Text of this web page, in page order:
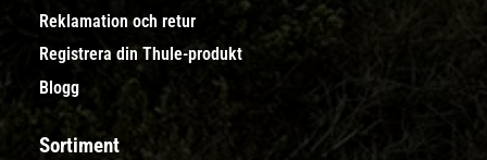
Reklamation och retur
Registrera din Thule-produkt
Blogg
Sortiment